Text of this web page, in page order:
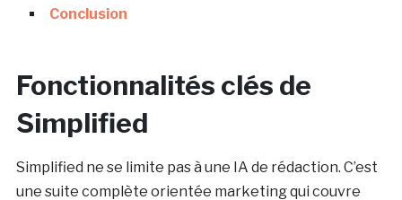
Conclusion
Fonctionnalités clés de
Simplified
Simplified ne se limite pas à une IA de rédaction. C’est
une suite complète orientée marketing qui couvre